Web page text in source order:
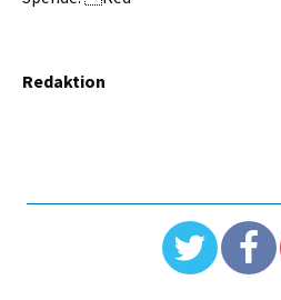
Redaktion